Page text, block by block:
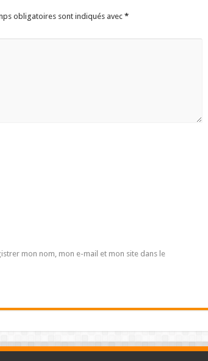
obligatoires sont indiqués avec*
mon nom, mon e-mail et mon site dans le